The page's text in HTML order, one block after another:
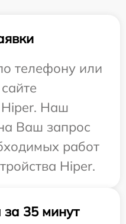
телефону или
Hiper. Наш
Ваш запрос
работ
Hiper.
35 минут